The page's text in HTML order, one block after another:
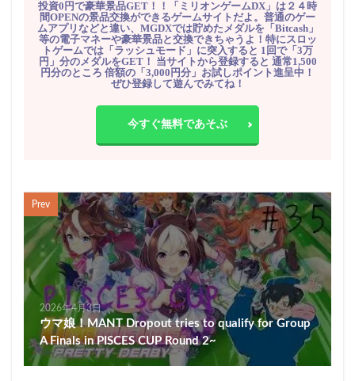
投資0円で豪華景品GET！！「ミリオンゲームDX」は２４時
間OPENの景品交換ができるゲームサイトだよ。普通のゲー
ムアプリなどと違い、MGDXでは貯めたメダルを「Bitcash」
等の電子マネーや豪華景品と交換できちゃうよ！特にスロッ
トゲームでは「ラッシュモード」に突入すると 1回で「3万
円」分のメダルをGET！ 当サイトから登録すると 通常1,500
円分のところ 倍額の「3,000円分」お試しポイント進呈中！
ぜひ登録して遊んでみてね！
今すぐ無料であそぶ
Prev
2026年4月3日
ウマ娘！MANT Dropout tries to qualify for Group
A Finals in PISCES CUP Round 2~